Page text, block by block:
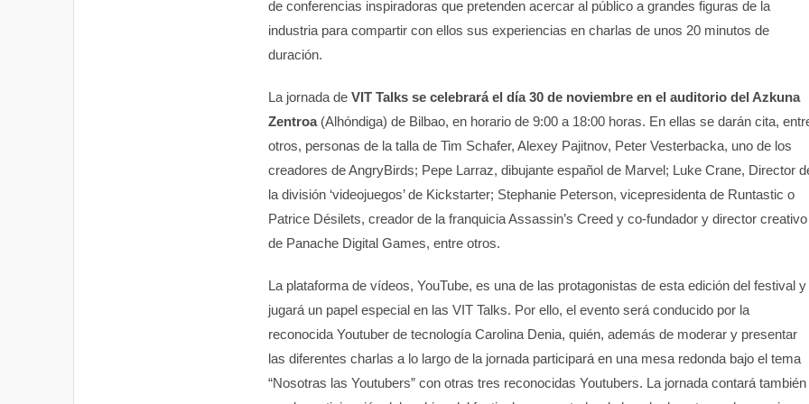
de conferencias inspiradoras que pretenden acercar al público a grandes figuras de la
industria para compartir con ellos sus experiencias en charlas de unos 20 minutos de
duración.
La jornada de VIT Talks se celebrará el día 30 de noviembre en el auditorio del Azkuna
Zentroa(Alhóndiga) de Bilbao, en horario de 9:00 a 18:00 horas. En ellas se darán cita,
otros, personas de la talla de Tim Schafer, Alexey Pajitnov, Peter Vesterbacka, uno de los
creadores de AngryBirds; Pepe Larraz, dibujante español de Marvel; Luke Crane, Director
la división ‘videojuegos’ de Kickstarter; Stephanie Peterson, vicepresidenta de Runtastic o
Patrice Désilets, creador de la franquicia Assassin’s Creed y co-fundador y director creativo
de Panache Digital Games, entre otros.
La plataforma de vídeos, YouTube, es una de las protagonistas de esta edición del festival y
jugará un papel especial en las VIT Talks. Por ello, el evento será conducido por la
reconocida Youtuber de tecnología Carolina Denia, quién, además de moderar y presentar
las diferentes charlas a lo largo de la jornada participará en una mesa redonda bajo el tema
“Nosotras las Youtubers” con otras tres reconocidas Youtubers. La jornada contará también